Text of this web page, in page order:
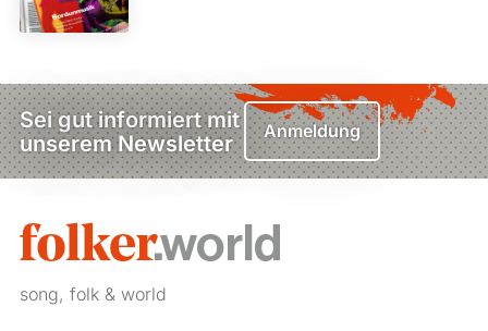
Sei gut informiert mit
unserem Newsletter
Anmeldung
song, folk & world